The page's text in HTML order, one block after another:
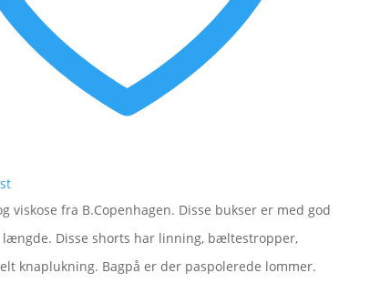
viskose fra B.Copenhagen. Disse bukser er med god
længde. Disse shorts har linning, bæltestropper,
knaplukning. Bagpå er der paspolerede lommer.